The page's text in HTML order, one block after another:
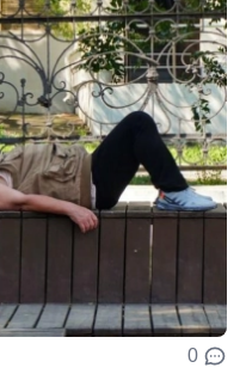
0